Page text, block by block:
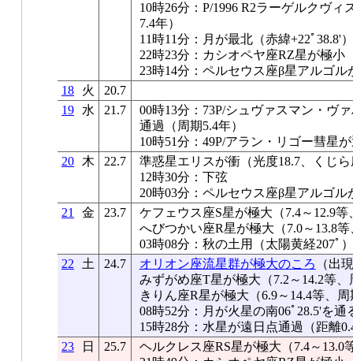
10時26分：P/1996 R2ラーゲルクヴ
7.4年）
11時11分：月が最北（赤緯+22ﾟ38.8'）
22時23分：カシオペヤ座RZ星が極小
23時14分：ペルセウス座β星アルゴル
18
火
20.7
19
水 21.7
00時13分：73P/シュヴァスマン・ヴ
通過（周期5.4年）
10時51分：49P/アラン・リゴー彗星
20
木 22.7
準惑星エリスが衝（光度18.7、くじ
12時30分：下弦
20時03分：ペルセウス座β星アルゴル
21
金 23.7
ケフェウス座S星が極大（7.4～12.9等
へびつかい座R星が極大（7.0～13.8
03時08分：秋の土用（太陽黄経207ﾟ）
22
土 24.7 オリオン座流星群が極大のころ （出
みずがめ座T星が極大（7.2～14.2等、
きりん座R星が極大（6.9～14.4等、周
08時52分：月が火星の南06ﾟ28.5'を通
15時28分：水星が遠日点通過（距離
23
日 25.7
ヘルクレス座RS星が極大（7.4～13.0